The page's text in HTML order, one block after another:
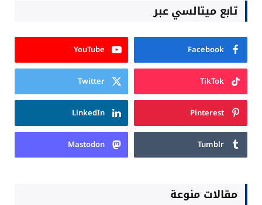
تابع ميتالسي عبر
Facebook
YouTube
TikTok
Twitter
Pinterest
LinkedIn
Tumblr
Mastodon
مقالات منوعة